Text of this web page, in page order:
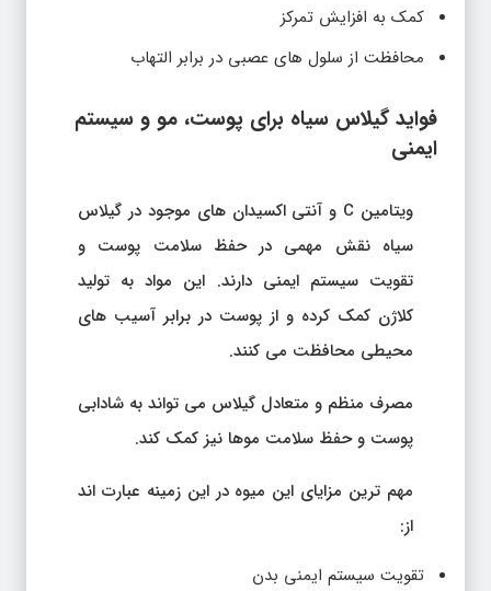
کمک به افزایش تمرکز
محافظت از سلول های عصبی در برابر التهاب
فواید گیلاس سیاه برای پوست، مو و سیستم
ایمنی
ویتامین C و آنتی اکسیدان های موجود در گیلاس
سیاه نقش مهمی در حفظ سلامت پوست و
تقویت سیستم ایمنی دارند. این مواد به تولید
کلاژن کمک کرده و از پوست در برابر آسیب های
محیطی محافظت می کنند.
مصرف منظم و متعادل گیلاس می تواند به شادابی
پوست و حفظ سلامت موها نیز کمک کند.
مهم ترین مزایای این میوه در این زمینه عبارت اند
از:
تقویت سیستم ایمنی بدن